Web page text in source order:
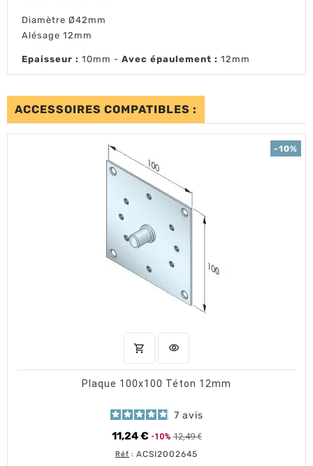
Diamètre Ø42mm
Alésage 12mm
Epaisseur : 10mm - Avec épaulement : 12mm
ACCESSOIRES COMPATIBLES :
-10%
shopping_cart AJOUTER AU PANIER
visibility
Plaque 100x100 Téton 12mm
7 avis
11,24 € Prix de base
-10% 12,49 €
Prix
Réf : ACSI2002645